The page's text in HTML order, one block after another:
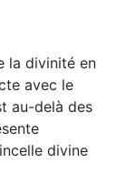
la divinité en
avec le
au-delà des
divine